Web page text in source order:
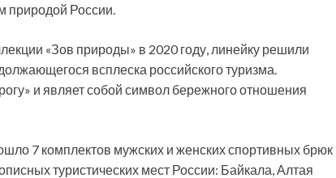
природой России.
«Зов природы» в 2020 году, линейку решили
всплеска российского туризма.
и являет собой символ бережного отношения
7 комплектов мужских и женских спортивных брюк
туристических мест России: Байкала, Алтая